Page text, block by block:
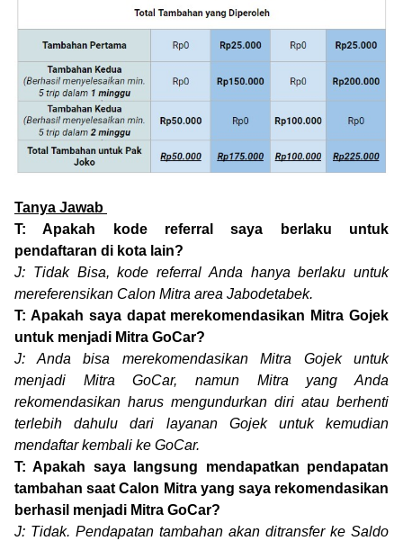
Tanya Jawab
T: Apakah kode referral saya berlaku untuk
pendaftaran di kota lain?
J: Tidak Bisa, kode referral Anda hanya berlaku untuk
mereferensikan Calon Mitra area Jabodetabek.
T: Apakah saya dapat merekomendasikan Mitra Gojek
untuk menjadi Mitra GoCar?
J: Anda bisa merekomendasikan Mitra Gojek untuk
menjadi Mitra GoCar, namun Mitra yang Anda
rekomendasikan harus mengundurkan diri atau berhenti
terlebih dahulu dari layanan Gojek untuk kemudian
mendaftar kembali ke GoCar.
T: Apakah saya langsung mendapatkan pendapatan
tambahan saat Calon Mitra yang saya rekomendasikan
berhasil menjadi Mitra GoCar?
J: Tidak. Pendapatan tambahan akan ditransfer ke Saldo